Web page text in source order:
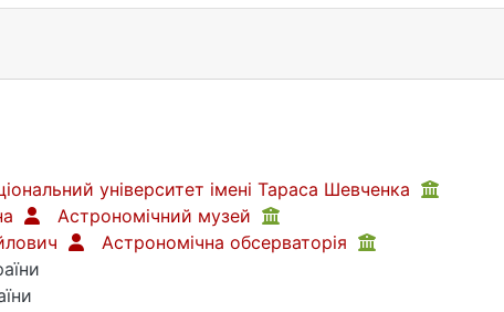
університет імені Тараса Шевченка
Астрономічний музей
Астрономiчна обсерваторiя